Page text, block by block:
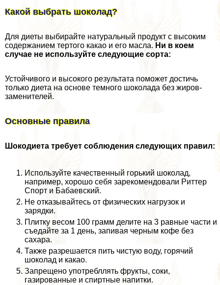
Какой выбрать шоколад?
Для диеты выбирайте натуральный продукт с высоким
содержанием тертого какао и его масла. Ни в коем
случае не используйте следующие сорта:
Устойчивого и высокого результата поможет достичь
только диета на основе темного шоколада без жиров-
заменителей.
Основные правила
Шокодиета требует соблюдения следующих правил:
Используйте качественный горький шоколад,
например, хорошо себя зарекомендовали Риттер
Спорт и Бабаевский.
Не отказывайтесь от физических нагрузок и
зарядки.
Плитку весом 100 грамм делите на 3 равные части и
съедайте за 1 день, запивая черным кофе без
сахара.
Также разрешается пить чистую воду, горячий
шоколад и какао.
Запрещено употрeбллять фрукты, соки,
газированные и спиртные напитки.